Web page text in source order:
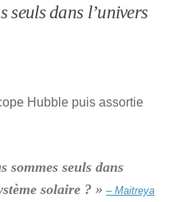
seuls dans l’univers
Hubble puis assortie
sommes seuls dans
solaire ? » – Maitreya